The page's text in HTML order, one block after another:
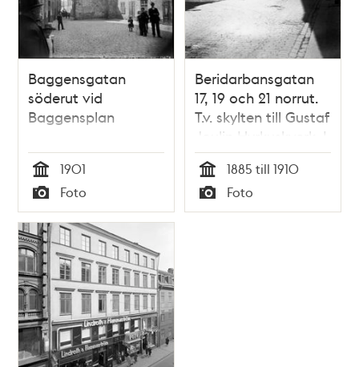
Baggensgatan
söderut vid
Baggensplan
Tid
1901
Typ
Foto
Beridarbansgatan
17, 19 och 21 norrut.
T.v. skylten till Gustaf
Joulin Hyrkuskverk. I
fonden ligger
Tekniska skolan från
1945
Konstfackskolan
Tid
1885 till 1910
Typ
Foto